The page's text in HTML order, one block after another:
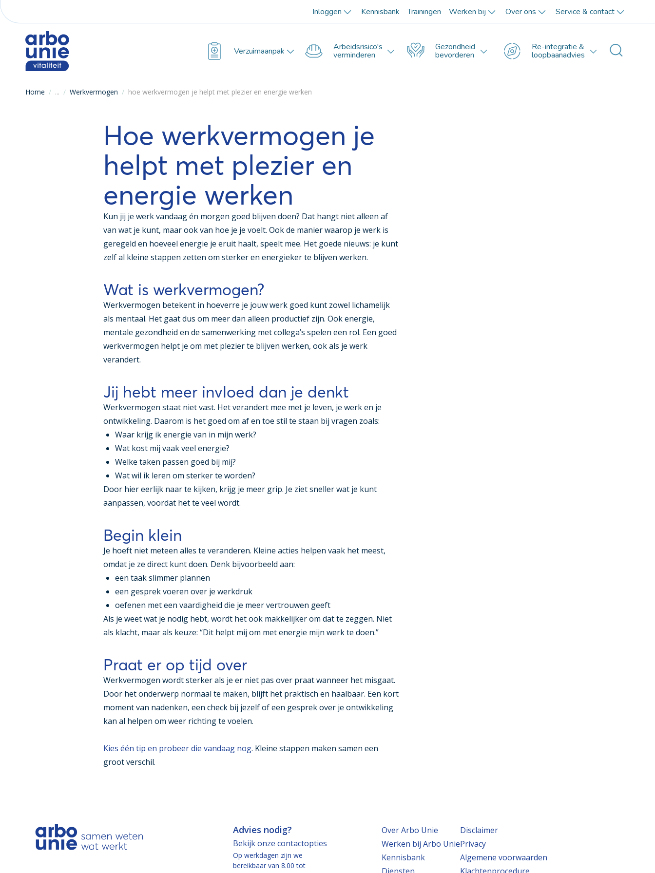
Inloggen Kennisbank Trainingen Werken bij Over ons Service & contact
Verzuimaanpak Arbeidsrisico's
verminderen
Gezondheid
bevorderen
Re-integratie &
loopbaanadvies
Home / ... / Werkvermogen / hoe werkvermogen je helpt met plezier en energie werken
Hoe werkvermogen je
helpt met plezier en
energie werken
Kun jij je werk vandaag én morgen goed blijven doen? Dat hangt niet alleen af
van wat je kunt, maar ook van hoe je je voelt. Ook de manier waarop je werk is
geregeld en hoeveel energie je eruit haalt, speelt mee. Het goede nieuws: je kunt
zelf al kleine stappen zetten om sterker en energieker te blijven werken.
Wat is werkvermogen?
Werkvermogen betekent in hoeverre je jouw werk goed kunt zowel lichamelijk
als mentaal. Het gaat dus om meer dan alleen productief zijn. Ook energie,
mentale gezondheid en de samenwerking met collega’s spelen een rol. Een goed
werkvermogen helpt je om met plezier te blijven werken, ook als je werk
verandert.
Jij hebt meer invloed dan je denkt
Werkvermogen staat niet vast. Het verandert mee met je leven, je werk en je
ontwikkeling. Daarom is het goed om af en toe stil te staan bij vragen zoals:
Waar krijg ik energie van in mijn werk?
Wat kost mij vaak veel energie?
Welke taken passen goed bij mij?
Wat wil ik leren om sterker te worden?
Door hier eerlijk naar te kijken, krijg je meer grip. Je ziet sneller wat je kunt
aanpassen, voordat het te veel wordt.
Begin klein
Je hoeft niet meteen alles te veranderen. Kleine acties helpen vaak het meest,
omdat je ze direct kunt doen. Denk bijvoorbeeld aan:
een taak slimmer plannen
een gesprek voeren over je werkdruk
oefenen met een vaardigheid die je meer vertrouwen geeft
Als je weet wat je nodig hebt, wordt het ook makkelijker om dat te zeggen. Niet
als klacht, maar als keuze: “Dit helpt mij om met energie mijn werk te doen.”
Praat er op tijd over
Werkvermogen wordt sterker als je er niet pas over praat wanneer het misgaat.
Door het onderwerp normaal te maken, blijft het praktisch en haalbaar. Een kort
moment van nadenken, een check bij jezelf of een gesprek over je ontwikkeling
kan al helpen om weer richting te voelen.
Kies één tip en probeer die vandaag nog. Kleine stappen maken samen een
groot verschil.
Advies nodig?
Bekijk onze contactopties
Op werkdagen zijn we
bereikbaar van 8.00 tot
Over Arbo Unie
Werken bij Arbo Unie
Kennisbank
Disclaimer
Privacy
Algemene voorwaarden